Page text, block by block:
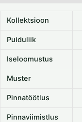
Kollektsioon
Puiduliik
Iseloomustus
Muster
Pinnatöötlus
Pinnaviimistlus